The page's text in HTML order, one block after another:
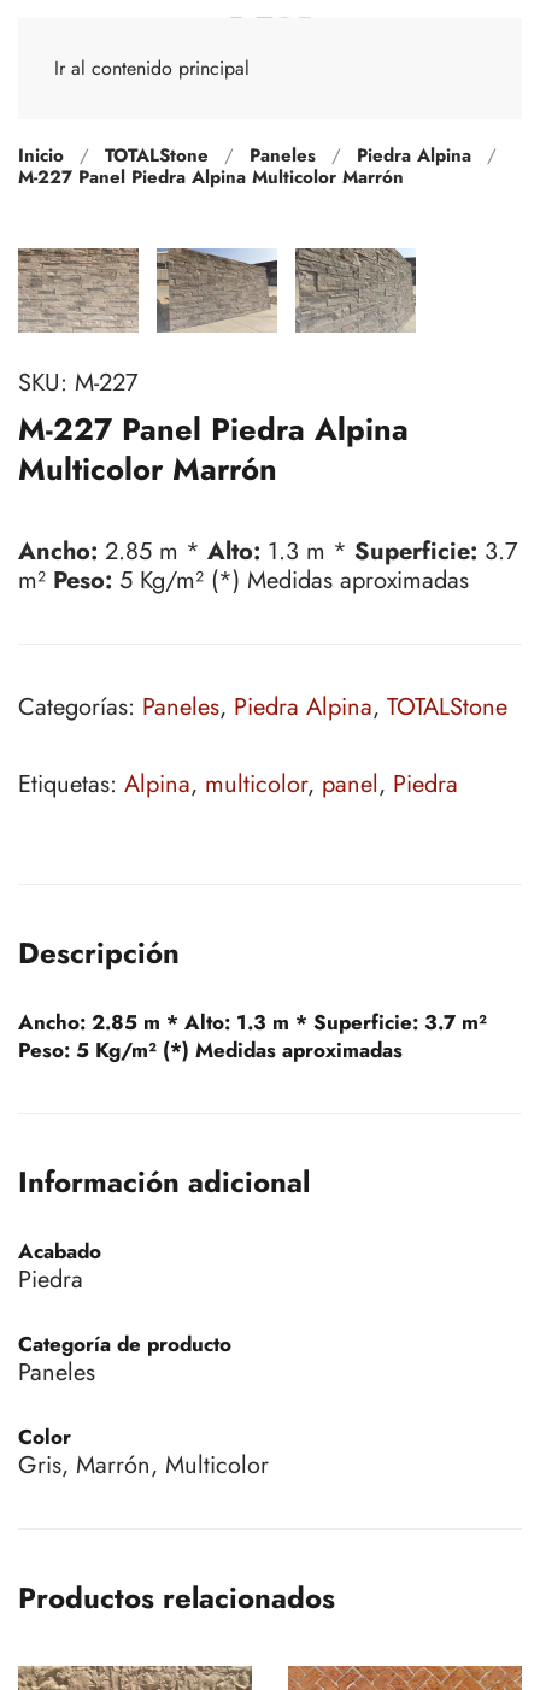
Ir al contenido principal
Inicio TOTALStone Paneles
Piedra Alpina
M-227 Panel Piedra Alpina Multicolor Marrón
SKU: M-227
M-227 Panel Piedra Alpina
Multicolor Marrón
Ancho: 2.85 m * Alto: 1.3 m * Superficie: 3.7
m² Peso: 5 Kg/m² (*) Medidas aproximadas
Categorías: Paneles, Piedra Alpina, TOTALStone
Etiquetas: Alpina, multicolor, panel, Piedra
Descripción
Ancho: 2.85 m * Alto: 1.3 m * Superficie: 3.7 m²
Peso: 5 Kg/m² (*) Medidas aproximadas
Información adicional
Acabado
Piedra
Categoría de producto
Paneles
Color
Gris, Marrón, Multicolor
Productos relacionados